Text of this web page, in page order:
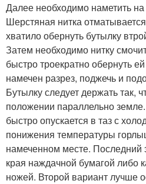
Далее необходимо наметить
Шерстяная нитка
хватило обернуть бутылку
Затем необходимо нитку
быстро троекратно обернуть
намечен разрез, поджечь и
Бутылку следует держать так,
положении параллельно
быстро опускается в таз с
понижения температуры
намеченном месте. Последний
края наждачной бумагой либо
ножей. Второй вариант лучше